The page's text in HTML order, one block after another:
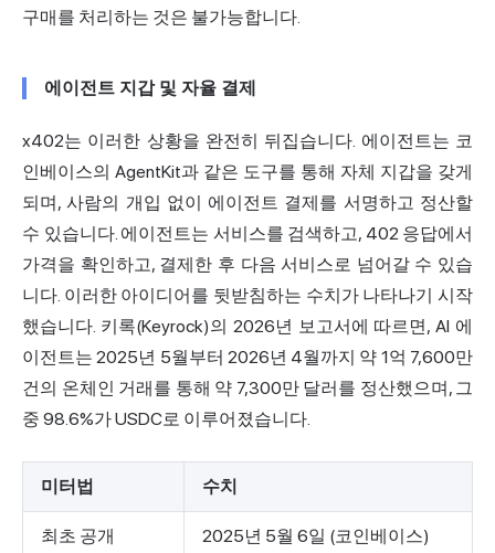
구매를 처리하는 것은 불가능합니다.
에이전트 지갑 및 자율 결제
x402는 이러한 상황을 완전히 뒤집습니다. 에이전트는 코
인베이스의 AgentKit과 같은 도구를 통해 자체 지갑을 갖게
되며, 사람의 개입 없이 에이전트 결제를 서명하고 정산할
수 있습니다. 에이전트는 서비스를 검색하고, 402 응답에서
가격을 확인하고, 결제한 후 다음 서비스로 넘어갈 수 있습
니다. 이러한 아이디어를 뒷받침하는 수치가 나타나기 시작
했습니다. 키록(Keyrock)의 2026년 보고서에 따르면, AI 에
이전트는 2025년 5월부터 2026년 4월까지 약 1억 7,600만
건의 온체인 거래를 통해 약 7,300만 달러를 정산했으며, 그
중 98.6%가 USDC로 이루어졌습니다.
미터법 수치
최초 공개 2025년 5월 6일 (코인베이스)